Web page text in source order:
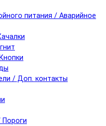
питания / Аварийное
/ Доп. контакты